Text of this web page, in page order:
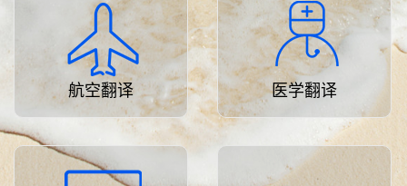
航空翻译 医学翻译